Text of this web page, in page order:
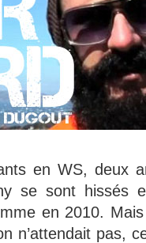
en WS, deux
se sont hissés
en 2010.
n’attendait pas,